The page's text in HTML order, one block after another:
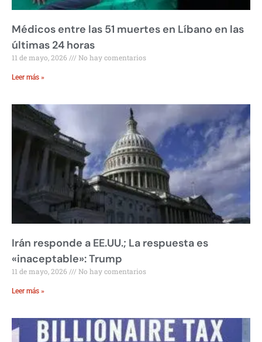
Médicos entre las 51 muertes en Líbano en las
últimas 24 horas
11 de mayo, 2026 No hay comentarios
Leer más »
Irán responde a EE.UU.; La respuesta es
«inaceptable»: Trump
11 de mayo, 2026 No hay comentarios
Leer más »